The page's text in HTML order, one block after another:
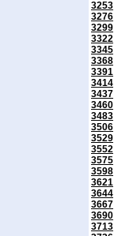
3253
3276
3299
3322
3345
3368
3391
3414
3437
3460
3483
3506
3529
3552
3575
3598
3621
3644
3667
3690
3713